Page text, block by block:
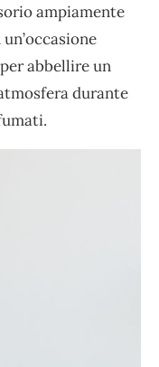
ampiamente
abbellire un
durante